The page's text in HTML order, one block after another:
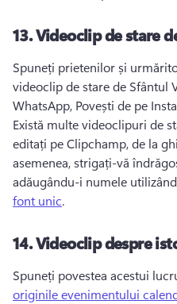
13.Videoclip de stare
Spuneți prietenilor și
videoclip de stare de Sfântul
Există multe videoclipuri de
editați pe Clipchamp, de la
asemenea, strigați-vă
adăugându-i numele utilizând
font unic.
14.Videoclip despre
Spuneți povestea acestui
originile evenimentului